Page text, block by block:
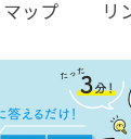
ップ
リ
KTC-